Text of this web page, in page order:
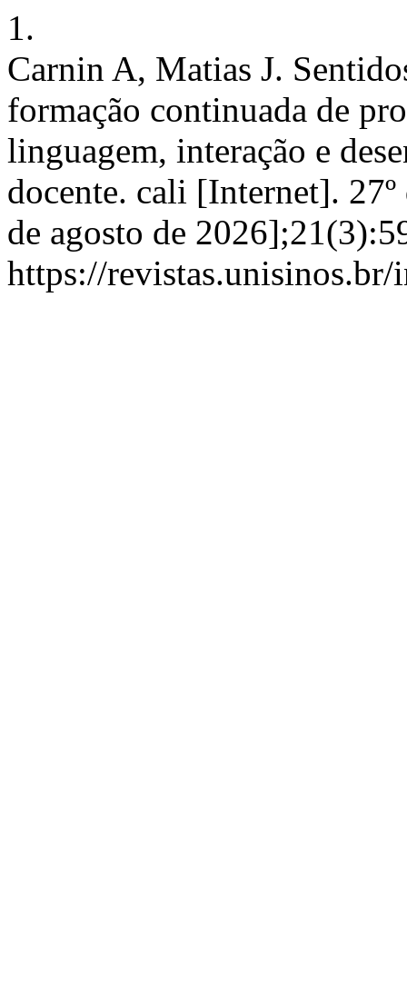
1.
Carnin A, Matias J.
formação continuada de
linguagem, interação e
docente. cali [Internet].
de agosto de
https://